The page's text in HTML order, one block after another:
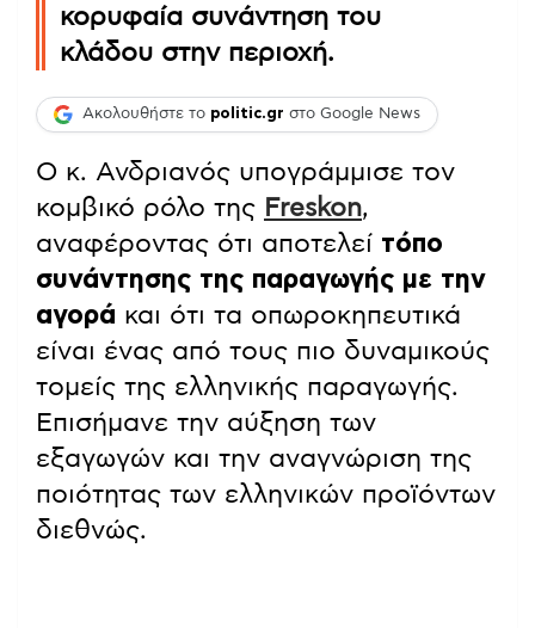
κορυφαία συνάντηση του
κλάδου στην περιοχή.
Ακολουθήστε το politic.gr στο Google News
Ο κ. Ανδριανός υπογράμμισε τον
κομβικό ρόλο της Freskon,
αναφέροντας ότι αποτελεί τόπο
συνάντησης της παραγωγής με την
αγορά και ότι τα οπωροκηπευτικά
είναι ένας από τους πιο δυναμικούς
τομείς της ελληνικής παραγωγής.
Επισήμανε την αύξηση των
εξαγωγών και την αναγνώριση της
ποιότητας των ελληνικών προϊόντων
διεθνώς.